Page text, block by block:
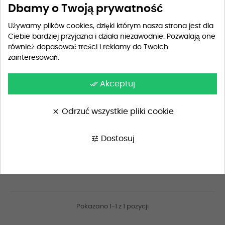
Pokazano 1-1 z 1 pozycji
Dbamy o Twoją prywatność
Używamy plików cookies, dzięki którym nasza strona jest dla
Ciebie bardziej przyjazna i działa niezawodnie. Pozwalają one
również dopasować treści i reklamy do Twoich
zainteresowań.
done_all Akceptuj
clear Odrzuć wszystkie pliki cookie
tune Dostosuj